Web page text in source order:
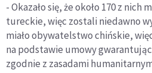
- Okazało się, że około 170 z nich
tureckie, więc zostali niedawno
miało obywatelstwo chińskie,
na podstawie umowy
zgodnie z zasadami